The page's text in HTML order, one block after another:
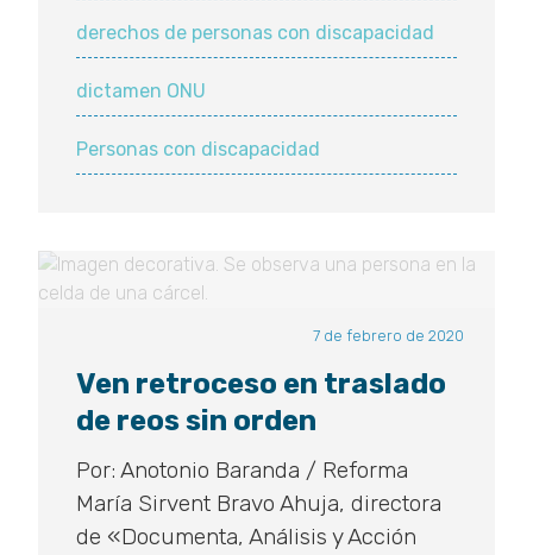
derechos de personas con discapacidad
dictamen ONU
Personas con discapacidad
7 de febrero de 2020
Ven retroceso en traslado
de reos sin orden
Por: Anotonio Baranda / Reforma
María Sirvent Bravo Ahuja, directora
de «Documenta, Análisis y Acción